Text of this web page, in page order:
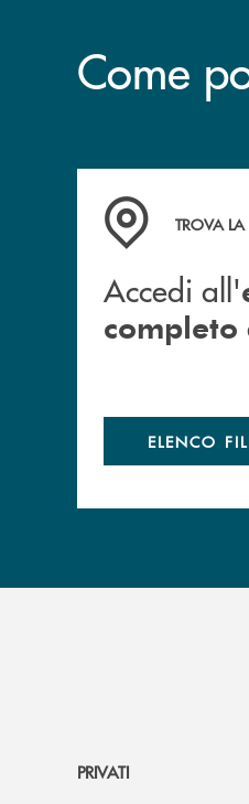
Come
Accedi all'
TROVA LA
Accedi all'
completo
ELENCO
PRIVATI